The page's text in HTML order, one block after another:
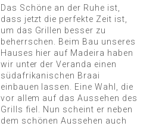
Das Schöne an der Ruhe ist,
dass jetzt die perfekte Zeit ist,
um das Grillen besser zu
beherrschen. Beim Bau unseres
Hauses hier auf Madeira haben
wir unter der Veranda einen
südafrikanischen Braai
einbauen lassen. Eine Wahl, die
vor allem auf das Aussehen des
Grills fiel. Nun scheint er neben
dem schönen Aussehen auch